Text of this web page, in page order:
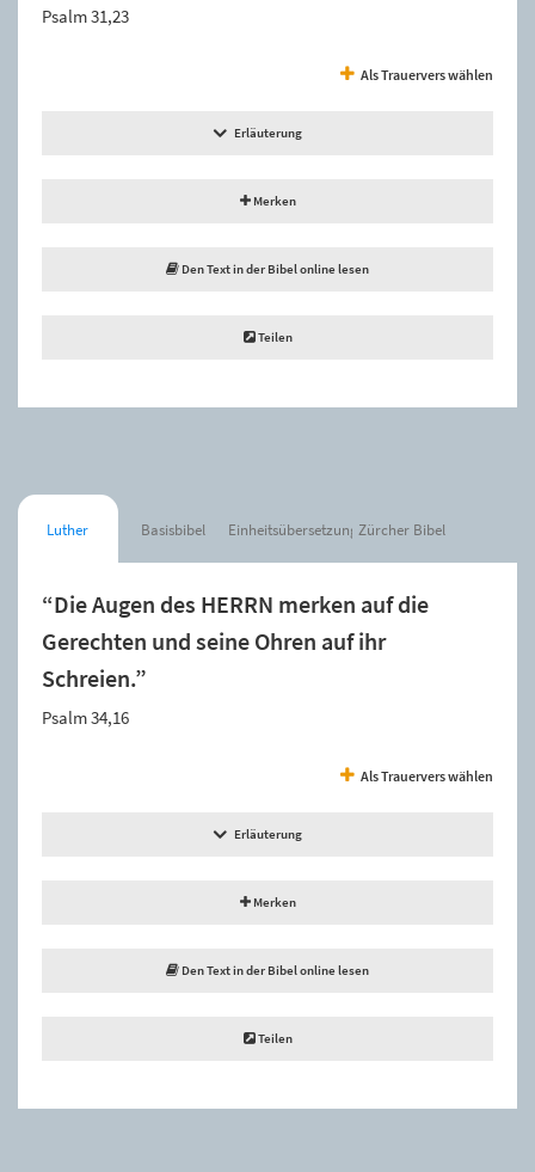
Psalm 31,23
Als Trauervers wählen
Erläuterung
Merken
Den Text in der Bibel online lesen
Teilen
Luther Basisbibel Einheitsübersetzung Zürcher Bibel
“Die Augen des HERRN merken auf die
Gerechten und seine Ohren auf ihr
Schreien.”
Psalm 34,16
Als Trauervers wählen
Erläuterung
Merken
Den Text in der Bibel online lesen
Teilen